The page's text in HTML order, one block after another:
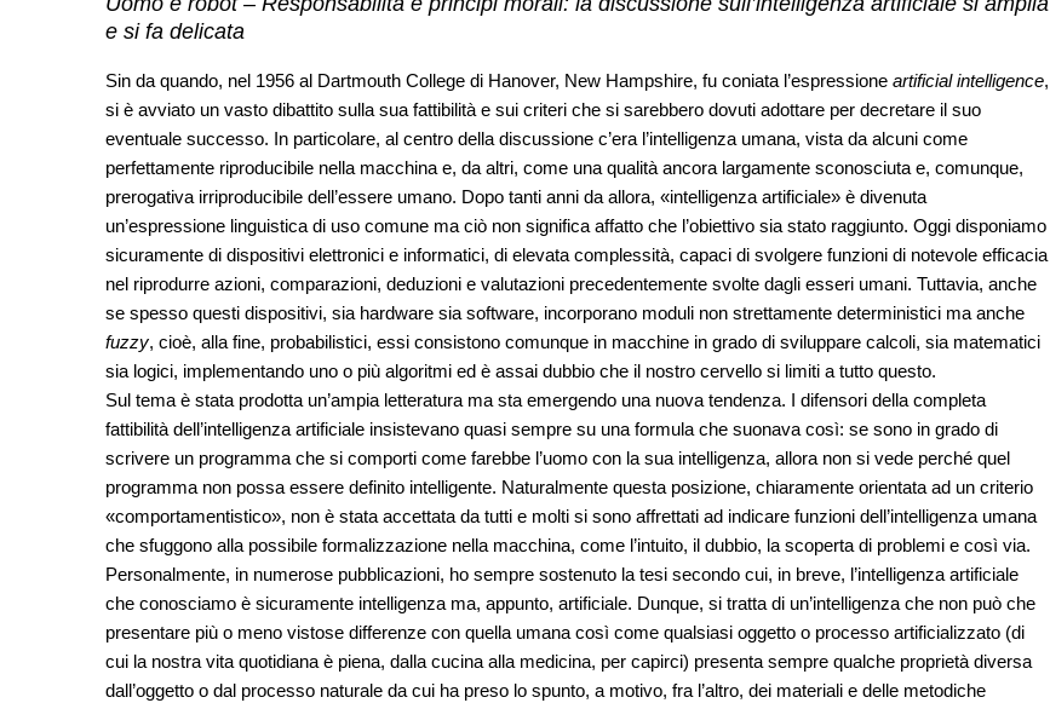
e si fa delicata
Sin da quando, nel 1956 al Dartmouth College di Hanover, New Hampshire, fu coniata l’espressione artificial intelligence,
si è avviato un vasto dibattito sulla sua fattibilità e sui criteri che si sarebbero dovuti adottare per decretare il suo
eventuale successo. In particolare, al centro della discussione c’era l’intelligenza umana, vista da alcuni come
perfettamente riproducibile nella macchina e, da altri, come una qualità ancora largamente sconosciuta e, comunque,
prerogativa irriproducibile dell’essere umano. Dopo tanti anni da allora, «intelligenza artificiale» è divenuta
un’espressione linguistica di uso comune ma ciò non significa affatto che l’obiettivo sia stato raggiunto. Oggi disponiamo
sicuramente di dispositivi elettronici e informatici, di elevata complessità, capaci di svolgere funzioni di notevole efficacia
nel riprodurre azioni, comparazioni, deduzioni e valutazioni precedentemente svolte dagli esseri umani. Tuttavia, anche
se spesso questi dispositivi, sia hardware sia software, incorporano moduli non strettamente deterministici ma anche
fuzzy, cioè, alla fine, probabilistici, essi consistono comunque in macchine in grado di sviluppare calcoli, sia matematici
sia logici, implementando uno o più algoritmi ed è assai dubbio che il nostro cervello si limiti a tutto questo.
Sul tema è stata prodotta un’ampia letteratura ma sta emergendo una nuova tendenza. I difensori della completa
fattibilità dell’intelligenza artificiale insistevano quasi sempre su una formula che suonava così: se sono in grado di
scrivere un programma che si comporti come farebbe l’uomo con la sua intelligenza, allora non si vede perché quel
programma non possa essere definito intelligente. Naturalmente questa posizione, chiaramente orientata ad un criterio
«comportamentistico», non è stata accettata da tutti e molti si sono affrettati ad indicare funzioni dell’intelligenza umana
che sfuggono alla possibile formalizzazione nella macchina, come l’intuito, il dubbio, la scoperta di problemi e così via.
Personalmente, in numerose pubblicazioni, ho sempre sostenuto la tesi secondo cui, in breve, l’intelligenza artificiale
che conosciamo è sicuramente intelligenza ma, appunto, artificiale. Dunque, si tratta di un’intelligenza che non può che
presentare più o meno vistose differenze con quella umana così come qualsiasi oggetto o processo artificializzato (di
cui la nostra vita quotidiana è piena, dalla cucina alla medicina, per capirci) presenta sempre qualche proprietà diversa
dall’oggetto o dal processo naturale da cui ha preso lo spunto, a motivo, fra l’altro, dei materiali e delle metodiche